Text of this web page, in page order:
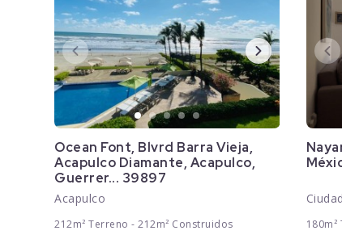
Ocean Font, Blvrd Barra Vieja,
Acapulco Diamante, Acapulco,
Guerrer... 39897
Acapulco
212m² Terreno - 212m² Construidos